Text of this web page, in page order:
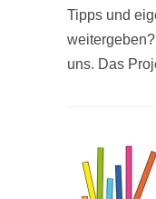
Tipps und
uns. Das